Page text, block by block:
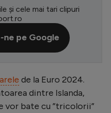
și cele mai tari clipuri
ne pe Google
de la Euro 2024.
dintre Islanda,
vor bate cu ”tricolorii”